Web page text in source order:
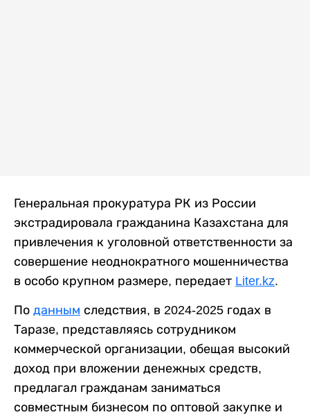
Генеральная прокуратура РК из России
экстрадировала гражданина Казахстана для
привлечения к уголовной ответственности за
совершение неоднократного мошенничества
в особо крупном размере, передает Liter.kz.
По данным следствия, в 2024-2025 годах в
Таразе, представляясь сотрудником
коммерческой организации, обещая высокий
доход при вложении денежных средств,
предлагал гражданам заниматься
совместным бизнесом по оптовой закупке и